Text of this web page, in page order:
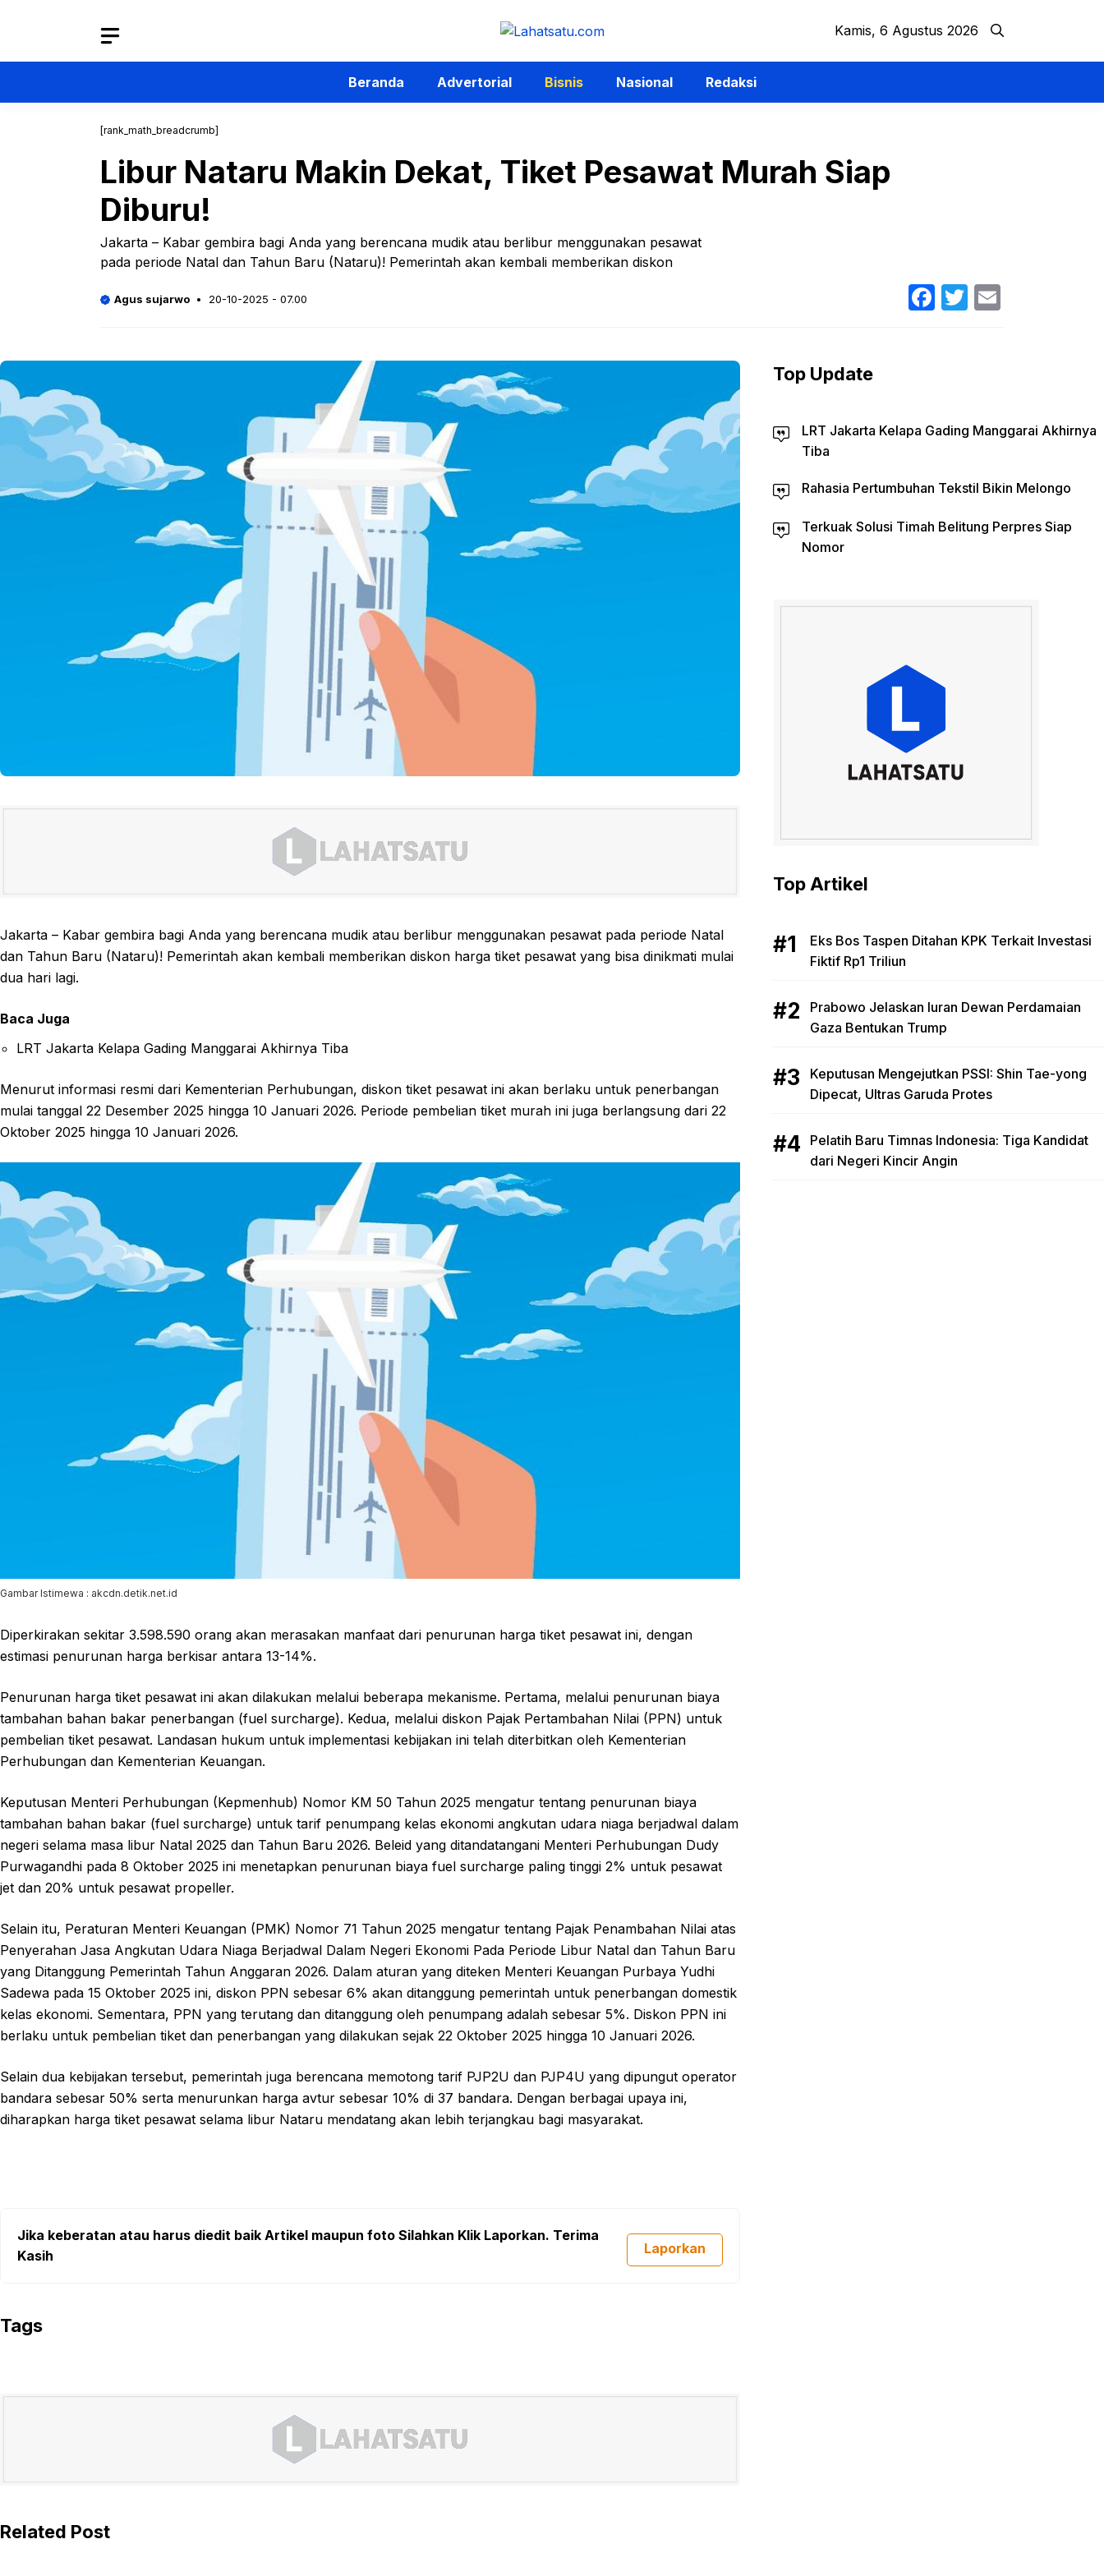
Kamis, 6 Agustus 2026
Beranda Advertorial Bisnis Nasional Redaksi
[rank_math_breadcrumb]
Libur Nataru Makin Dekat, Tiket Pesawat Murah Siap
Diburu!
Jakarta – Kabar gembira bagi Anda yang berencana mudik atau berlibur menggunakan pesawat
pada periode Natal dan Tahun Baru (Nataru)! Pemerintah akan kembali memberikan diskon
Agus sujarwo 20-10-2025 - 07.00 Facebook
Twitter
Jakarta – Kabar gembira bagi Anda yang berencana mudik atau berlibur menggunakan pesawat pada periode Natal
dan Tahun Baru (Nataru)! Pemerintah akan kembali memberikan diskon harga tiket pesawat yang bisa dinikmati mulai
dua hari lagi.
Baca Juga
LRT Jakarta Kelapa Gading Manggarai Akhirnya Tiba
Menurut informasi resmi dari Kementerian Perhubungan, diskon tiket pesawat ini akan berlaku untuk penerbangan
mulai tanggal 22 Desember 2025 hingga 10 Januari 2026. Periode pembelian tiket murah ini juga berlangsung dari 22
Oktober 2025 hingga 10 Januari 2026.
Gambar Istimewa : akcdn.detik.net.id
Diperkirakan sekitar 3.598.590 orang akan merasakan manfaat dari penurunan harga tiket pesawat ini, dengan
estimasi penurunan harga berkisar antara 13-14%.
Penurunan harga tiket pesawat ini akan dilakukan melalui beberapa mekanisme. Pertama, melalui penurunan biaya
tambahan bahan bakar penerbangan (fuel surcharge). Kedua, melalui diskon Pajak Pertambahan Nilai (PPN) untuk
pembelian tiket pesawat. Landasan hukum untuk implementasi kebijakan ini telah diterbitkan oleh Kementerian
Perhubungan dan Kementerian Keuangan.
Keputusan Menteri Perhubungan (Kepmenhub) Nomor KM 50 Tahun 2025 mengatur tentang penurunan biaya
tambahan bahan bakar (fuel surcharge) untuk tarif penumpang kelas ekonomi angkutan udara niaga berjadwal dalam
negeri selama masa libur Natal 2025 dan Tahun Baru 2026. Beleid yang ditandatangani Menteri Perhubungan Dudy
Purwagandhi pada 8 Oktober 2025 ini menetapkan penurunan biaya fuel surcharge paling tinggi 2% untuk pesawat
jet dan 20% untuk pesawat propeller.
Selain itu, Peraturan Menteri Keuangan (PMK) Nomor 71 Tahun 2025 mengatur tentang Pajak Penambahan Nilai atas
Penyerahan Jasa Angkutan Udara Niaga Berjadwal Dalam Negeri Ekonomi Pada Periode Libur Natal dan Tahun Baru
yang Ditanggung Pemerintah Tahun Anggaran 2026. Dalam aturan yang diteken Menteri Keuangan Purbaya Yudhi
Sadewa pada 15 Oktober 2025 ini, diskon PPN sebesar 6% akan ditanggung pemerintah untuk penerbangan domestik
kelas ekonomi. Sementara, PPN yang terutang dan ditanggung oleh penumpang adalah sebesar 5%. Diskon PPN ini
berlaku untuk pembelian tiket dan penerbangan yang dilakukan sejak 22 Oktober 2025 hingga 10 Januari 2026.
Selain dua kebijakan tersebut, pemerintah juga berencana memotong tarif PJP2U dan PJP4U yang dipungut operator
bandara sebesar 50% serta menurunkan harga avtur sebesar 10% di 37 bandara. Dengan berbagai upaya ini,
diharapkan harga tiket pesawat selama libur Nataru mendatang akan lebih terjangkau bagi masyarakat.
Jika keberatan atau harus diedit baik Artikel maupun foto Silahkan Klik Laporkan. Terima
Kasih
Laporkan
Tags
Related Post
Top Update
LRT Jakarta Kelapa Gading Manggarai Akhirnya
Tiba
Rahasia Pertumbuhan Tekstil Bikin Melongo
Terkuak Solusi Timah Belitung Perpres Siap
Nomor
Top Artikel
Eks Bos Taspen Ditahan KPK Terkait Investasi
Fiktif Rp1 Triliun
Prabowo Jelaskan Iuran Dewan Perdamaian
Gaza Bentukan Trump
Keputusan Mengejutkan PSSI: Shin Tae-yong
Dipecat, Ultras Garuda Protes
Pelatih Baru Timnas Indonesia: Tiga Kandidat
dari Negeri Kincir Angin